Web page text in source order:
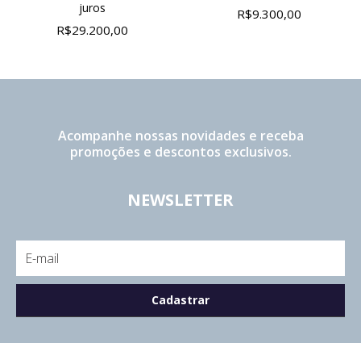
juros
R$29.200,00
R$9.300,00
Acompanhe nossas novidades e receba
promoções e descontos exclusivos.
NEWSLETTER